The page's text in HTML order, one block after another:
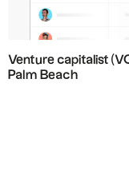
Venture capitalist
Palm Beach